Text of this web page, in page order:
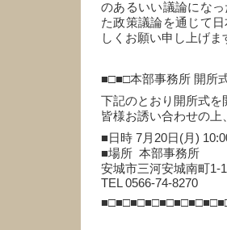
のあるいい議論にな
た政策議論を通じて
しくお願い申し上げま
■□■□本部事務所 開所
下記のとおり開所式を
皆様お誘い合わせの上
■日時 7月20日(月)
■場所 本部事務所
安城市三河安城南町1-
TEL 0566-74-8270